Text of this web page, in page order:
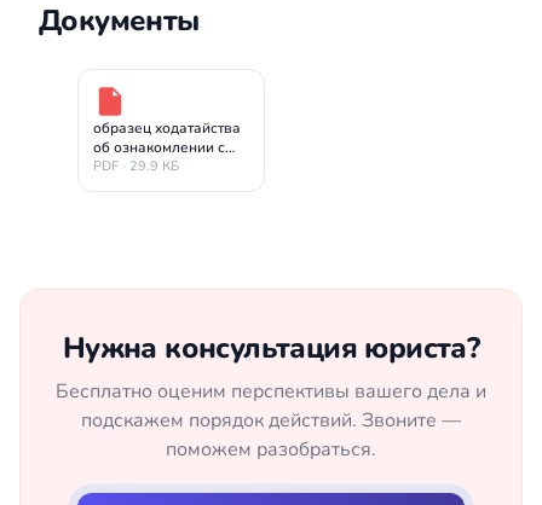
Документы
образец ходатайства
об ознакомлении с
материалом по 12.26
PDF · 29.9 КБ
Нужна консультация юриста?
Бесплатно оценим перспективы вашего дела и
подскажем порядок действий. Звоните —
поможем разобраться.